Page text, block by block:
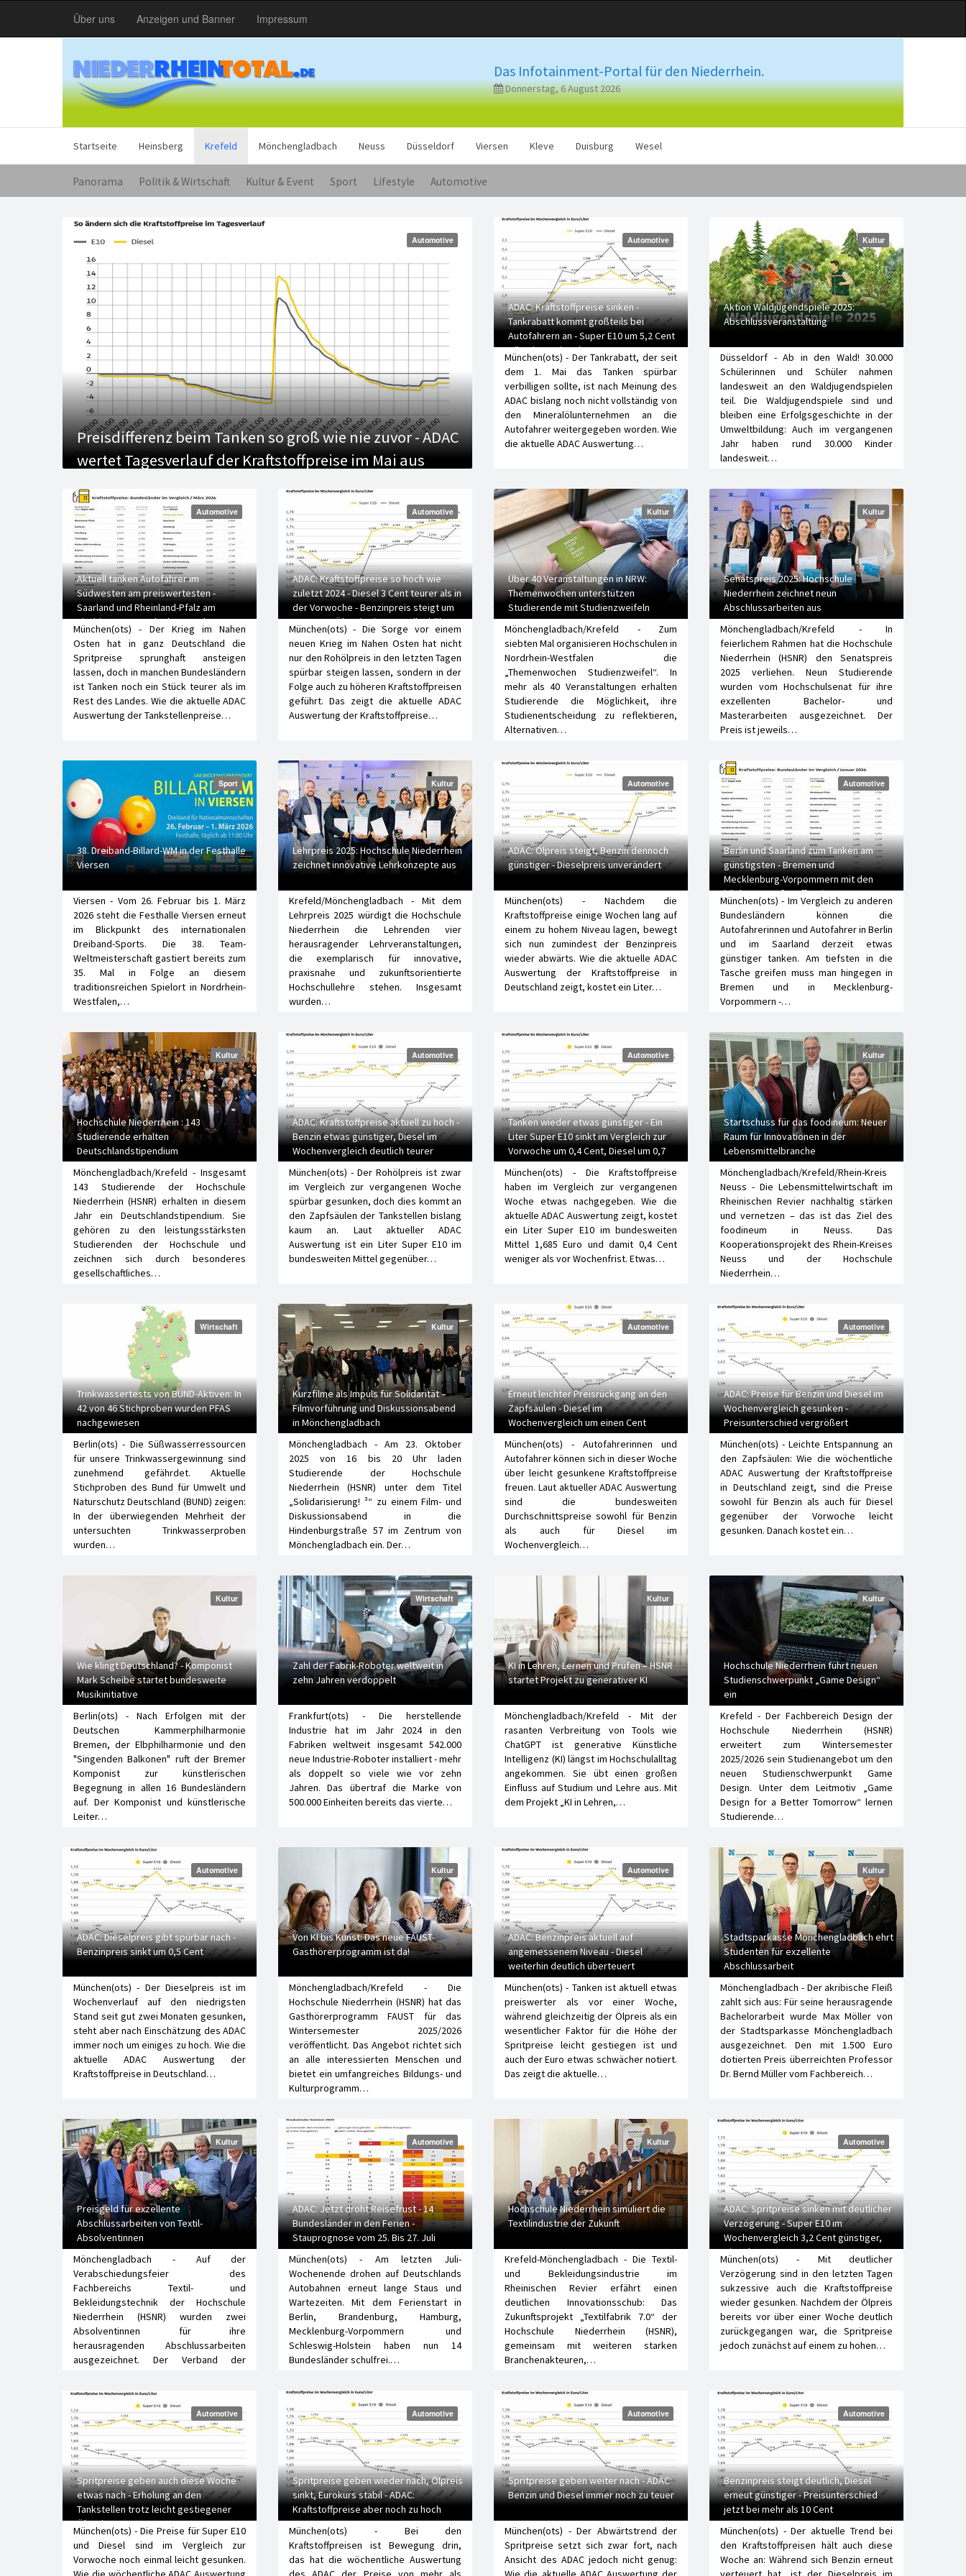
Über uns Anzeigen und Banner Impressum
Das Infotainment-Portal für den Niederrhein.
Donnerstag, 6 August 2026
Startseite Heinsberg Krefeld Mönchengladbach Neuss Düsseldorf Viersen Kleve Duisburg Wesel
Panorama Politik & Wirtschaft Kultur & Event Sport Lifestyle Automotive
Automotive
Preisdifferenz beim Tanken so groß wie nie zuvor - ADAC
wertet Tagesverlauf der Kraftstoffpreise im Mai aus
Automotive
ADAC: Kraftstoffpreise sinken -
Tankrabatt kommt großteils bei
Autofahrern an - Super E10 um 5,2 Cent
günstiger, Diesel um 11,2 Cent
München(ots) - Der Tankrabatt, der seit
dem 1. Mai das Tanken spürbar
verbilligen sollte, ist nach Meinung des
ADAC bislang noch nicht vollständig von
den Mineralölunternehmen an die
Autofahrer weitergegeben worden. Wie
die aktuelle ADAC Auswertung…
Kultur
Aktion Waldjugendspiele 2025:
Abschlussveranstaltung
Düsseldorf - Ab in den Wald! 30.000
Schülerinnen und Schüler nahmen
landesweit an den Waldjugendspielen
teil. Die Waldjugendspiele sind und
bleiben eine Erfolgsgeschichte in der
Umweltbildung: Auch im vergangenen
Jahr haben rund 30.000 Kinder
landesweit…
Automotive
Aktuell tanken Autofahrer im
Südwesten am preiswertesten -
Saarland und Rheinland-Pfalz am
niedrigsten, Brandenburg und Hessen
am teuersten
München(ots) - Der Krieg im Nahen
Osten hat in ganz Deutschland die
Spritpreise sprunghaft ansteigen
lassen, doch in manchen Bundesländern
ist Tanken noch ein Stück teurer als im
Rest des Landes. Wie die aktuelle ADAC
Auswertung der Tankstellenpreise…
Automotive
ADAC: Kraftstoffpreise so hoch wie
zuletzt 2024 - Diesel 3 Cent teurer als in
der Vorwoche - Benzinpreis steigt um
1,8 Cent - Ölpreis vier US-Dollar höher
München(ots) - Die Sorge vor einem
neuen Krieg im Nahen Osten hat nicht
nur den Rohölpreis in den letzten Tagen
spürbar steigen lassen, sondern in der
Folge auch zu höheren Kraftstoffpreisen
geführt. Das zeigt die aktuelle ADAC
Auswertung der Kraftstoffpreise…
Kultur
Über 40 Veranstaltungen in NRW:
Themenwochen unterstützen
Studierende mit Studienzweifeln
Mönchengladbach/Krefeld - Zum
siebten Mal organisieren Hochschulen in
Nordrhein-Westfalen die
„Themenwochen Studienzweifel“. In
mehr als 40 Veranstaltungen erhalten
Studierende die Möglichkeit, ihre
Studienentscheidung zu reflektieren,
Alternativen…
Kultur
Senatspreis 2025: Hochschule
Niederrhein zeichnet neun
Abschlussarbeiten aus
Mönchengladbach/Krefeld - In
feierlichem Rahmen hat die Hochschule
Niederrhein (HSNR) den Senatspreis
2025 verliehen. Neun Studierende
wurden vom Hochschulsenat für ihre
exzellenten Bachelor- und
Masterarbeiten ausgezeichnet. Der
Preis ist jeweils…
Sport
38. Dreiband-Billard-WM in der Festhalle
Viersen
Viersen - Vom 26. Februar bis 1. März
2026 steht die Festhalle Viersen erneut
im Blickpunkt des internationalen
Dreiband-Sports. Die 38. Team-
Weltmeisterschaft gastiert bereits zum
35. Mal in Folge an diesem
traditionsreichen Spielort in Nordrhein-
Westfalen,…
Kultur
Lehrpreis 2025: Hochschule Niederrhein
zeichnet innovative Lehrkonzepte aus
Krefeld/Mönchengladbach - Mit dem
Lehrpreis 2025 würdigt die Hochschule
Niederrhein die Lehrenden vier
herausragender Lehrveranstaltungen,
die exemplarisch für innovative,
praxisnahe und zukunftsorientierte
Hochschullehre stehen. Insgesamt
wurden…
Automotive
ADAC: Ölpreis steigt, Benzin dennoch
günstiger - Dieselpreis unverändert
München(ots) - Nachdem die
Kraftstoffpreise einige Wochen lang auf
einem zu hohem Niveau lagen, bewegt
sich nun zumindest der Benzinpreis
wieder abwärts. Wie die aktuelle ADAC
Auswertung der Kraftstoffpreise in
Deutschland zeigt, kostet ein Liter…
Automotive
Berlin und Saarland zum Tanken am
günstigsten - Bremen und
Mecklenburg-Vorpommern mit den
höchsten Kraftstoffpreisen
München(ots) - Im Vergleich zu anderen
Bundesländern können die
Autofahrerinnen und Autofahrer in Berlin
und im Saarland derzeit etwas
günstiger tanken. Am tiefsten in die
Tasche greifen muss man hingegen in
Bremen und in Mecklenburg-
Vorpommern -…
Kultur
Hochschule Niederrhein : 143
Studierende erhalten
Deutschlandstipendium
Mönchengladbach/Krefeld - Insgesamt
143 Studierende der Hochschule
Niederrhein (HSNR) erhalten in diesem
Jahr ein Deutschlandstipendium. Sie
gehören zu den leistungsstärksten
Studierenden der Hochschule und
zeichnen sich durch besonderes
gesellschaftliches…
Automotive
ADAC: Kraftstoffpreise aktuell zu hoch -
Benzin etwas günstiger, Diesel im
Wochenvergleich deutlich teurer
München(ots) - Der Rohölpreis ist zwar
im Vergleich zur vergangenen Woche
spürbar gesunken, doch dies kommt an
den Zapfsäulen der Tankstellen bislang
kaum an. Laut aktueller ADAC
Auswertung ist ein Liter Super E10 im
bundesweiten Mittel gegenüber…
Automotive
Tanken wieder etwas günstiger - Ein
Liter Super E10 sinkt im Vergleich zur
Vorwoche um 0,4 Cent, Diesel um 0,7
Cent
München(ots) - Die Kraftstoffpreise
haben im Vergleich zur vergangenen
Woche etwas nachgegeben. Wie die
aktuelle ADAC Auswertung zeigt, kostet
ein Liter Super E10 im bundesweiten
Mittel 1,685 Euro und damit 0,4 Cent
weniger als vor Wochenfrist. Etwas…
Kultur
Startschuss für das foodineum: Neuer
Raum für Innovationen in der
Lebensmittelbranche
Mönchengladbach/Krefeld/Rhein-Kreis
Neuss - Die Lebensmittelwirtschaft im
Rheinischen Revier nachhaltig stärken
und vernetzen – das ist das Ziel des
foodineum in Neuss. Das
Kooperationsprojekt des Rhein-Kreises
Neuss und der Hochschule
Niederrhein…
Wirtschaft
Trinkwassertests von BUND-Aktiven: In
42 von 46 Stichproben wurden PFAS
nachgewiesen
Berlin(ots) - Die Süßwasserressourcen
für unsere Trinkwassergewinnung sind
zunehmend gefährdet. Aktuelle
Stichproben des Bund für Umwelt und
Naturschutz Deutschland (BUND) zeigen:
In der überwiegenden Mehrheit der
untersuchten Trinkwasserproben
wurden…
Kultur
Kurzfilme als Impuls für Solidarität –
Filmvorführung und Diskussionsabend
in Mönchengladbach
Mönchengladbach - Am 23. Oktober
2025 von 16 bis 20 Uhr laden
Studierende der Hochschule
Niederrhein (HSNR) unter dem Titel
„Solidarisierung! ³“ zu einem Film- und
Diskussionsabend in die
Hindenburgstraße 57 im Zentrum von
Mönchengladbach ein. Der…
Automotive
Erneut leichter Preisrückgang an den
Zapfsäulen - Diesel im
Wochenvergleich um einen Cent
günstiger - Auch Super E10 minimal
billiger
München(ots) - Autofahrerinnen und
Autofahrer können sich in dieser Woche
über leicht gesunkene Kraftstoffpreise
freuen. Laut aktueller ADAC Auswertung
sind die bundesweiten
Durchschnittspreise sowohl für Benzin
als auch für Diesel im
Wochenvergleich…
Automotive
ADAC: Preise für Benzin und Diesel im
Wochenvergleich gesunken -
Preisunterschied vergrößert
München(ots) - Leichte Entspannung an
den Zapfsäulen: Wie die wöchentliche
ADAC Auswertung der Kraftstoffpreise
in Deutschland zeigt, sind die Preise
sowohl für Benzin als auch für Diesel
gegenüber der Vorwoche leicht
gesunken. Danach kostet ein…
Kultur
Wie klingt Deutschland? - Komponist
Mark Scheibe startet bundesweite
Musikinitiative
Berlin(ots) - Nach Erfolgen mit der
Deutschen Kammerphilharmonie
Bremen, der Elbphilharmonie und den
"Singenden Balkonen" ruft der Bremer
Komponist zur künstlerischen
Begegnung in allen 16 Bundesländern
auf. Der Komponist und künstlerische
Leiter…
Wirtschaft
Zahl der Fabrik-Roboter weltweit in
zehn Jahren verdoppelt
Frankfurt(ots) - Die herstellende
Industrie hat im Jahr 2024 in den
Fabriken weltweit insgesamt 542.000
neue Industrie-Roboter installiert - mehr
als doppelt so viele wie vor zehn
Jahren. Das übertraf die Marke von
500.000 Einheiten bereits das vierte…
Kultur
KI in Lehren, Lernen und Prüfen – HSNR
startet Projekt zu generativer KI
Mönchengladbach/Krefeld - Mit der
rasanten Verbreitung von Tools wie
ChatGPT ist generative Künstliche
Intelligenz (KI) längst im Hochschulalltag
angekommen. Sie übt einen großen
Einfluss auf Studium und Lehre aus. Mit
dem Projekt „KI in Lehren,…
Kultur
Hochschule Niederrhein führt neuen
Studienschwerpunkt „Game Design“
ein
Krefeld - Der Fachbereich Design der
Hochschule Niederrhein (HSNR)
erweitert zum Wintersemester
2025/2026 sein Studienangebot um den
neuen Studienschwerpunkt Game
Design. Unter dem Leitmotiv „Game
Design for a Better Tomorrow“ lernen
Studierende…
Automotive
ADAC: Dieselpreis gibt spürbar nach -
Benzinpreis sinkt um 0,5 Cent
München(ots) - Der Dieselpreis ist im
Wochenverlauf auf den niedrigsten
Stand seit gut zwei Monaten gesunken,
steht aber nach Einschätzung des ADAC
immer noch um einiges zu hoch. Wie die
aktuelle ADAC Auswertung der
Kraftstoffpreise in Deutschland…
Kultur
Von KI bis Kunst: Das neue FAUST-
Gasthörerprogramm ist da!
Mönchengladbach/Krefeld - Die
Hochschule Niederrhein (HSNR) hat das
Gasthörerprogramm FAUST für das
Wintersemester 2025/2026
veröffentlicht. Das Angebot richtet sich
an alle interessierten Menschen und
bietet ein umfangreiches Bildungs- und
Kulturprogramm…
Automotive
ADAC: Benzinpreis aktuell auf
angemessenem Niveau - Diesel
weiterhin deutlich überteuert
München(ots) - Tanken ist aktuell etwas
preiswerter als vor einer Woche,
während gleichzeitig der Ölpreis als ein
wesentlicher Faktor für die Höhe der
Spritpreise leicht gestiegen ist und
auch der Euro etwas schwächer notiert.
Das zeigt die aktuelle…
Kultur
Stadtsparkasse Mönchengladbach ehrt
Studenten für exzellente
Abschlussarbeit
Mönchengladbach - Der akribische Fleiß
zahlt sich aus: Für seine herausragende
Bachelorarbeit wurde Max Möller von
der Stadtsparkasse Mönchengladbach
ausgezeichnet. Den mit 1.500 Euro
dotierten Preis überreichten Professor
Dr. Bernd Müller vom Fachbereich…
Kultur
Preisgeld für exzellente
Abschlussarbeiten von Textil-
Absolventinnen
Mönchengladbach - Auf der
Verabschiedungsfeier des
Fachbereichs Textil- und
Bekleidungstechnik der Hochschule
Niederrhein (HSNR) wurden zwei
Absolventinnen für ihre
herausragenden Abschlussarbeiten
ausgezeichnet. Der Verband der
Automotive
ADAC: Jetzt droht Reisefrust - 14
Bundesländer in den Ferien -
Stauprognose vom 25. Bis 27. Juli
München(ots) - Am letzten Juli-
Wochenende drohen auf Deutschlands
Autobahnen erneut lange Staus und
Wartezeiten. Mit dem Ferienstart in
Berlin, Brandenburg, Hamburg,
Mecklenburg-Vorpommern und
Schleswig-Holstein haben nun 14
Bundesländer schulfrei.…
Kultur
Hochschule Niederrhein simuliert die
Textilindustrie der Zukunft
Krefeld-Mönchengladbach - Die Textil-
und Bekleidungsindustrie im
Rheinischen Revier erfährt einen
deutlichen Innovationsschub: Das
Zukunftsprojekt „Textilfabrik 7.0“ der
Hochschule Niederrhein (HSNR),
gemeinsam mit weiteren starken
Branchenakteuren,…
Automotive
ADAC: Spritpreise sinken mit deutlicher
Verzögerung - Super E10 im
Wochenvergleich 3,2 Cent günstiger,
Diesel 3,4 Cent
München(ots) - Mit deutlicher
Verzögerung sind in den letzten Tagen
sukzessive auch die Kraftstoffpreise
wieder gesunken. Nachdem der Ölpreis
bereits vor über einer Woche deutlich
zurückgegangen war, die Spritpreise
jedoch zunächst auf einem zu hohen…
Automotive
Spritpreise geben auch diese Woche
etwas nach - Erholung an den
Tankstellen trotz leicht gestiegener
Ölpreise
München(ots) - Die Preise für Super E10
und Diesel sind im Vergleich zur
Vorwoche noch einmal leicht gesunken.
Automotive
Spritpreise geben wieder nach, Ölpreis
sinkt, Eurokurs stabil - ADAC:
Kraftstoffpreise aber noch zu hoch
München(ots) - Bei den
Kraftstoffpreisen ist Bewegung drin,
das hat die wöchentliche Auswertung
Automotive
Spritpreise geben weiter nach - ADAC:
Benzin und Diesel immer noch zu teuer
München(ots) - Der Abwärtstrend der
Spritpreise setzt sich zwar fort, nach
Ansicht des ADAC jedoch nicht genug:
Automotive
Benzinpreis steigt deutlich, Diesel
erneut günstiger - Preisunterschied
jetzt bei mehr als 10 Cent
München(ots) - Der aktuelle Trend bei
den Kraftstoffpreisen hält auch diese
Woche an: Während sich Benzin erneut